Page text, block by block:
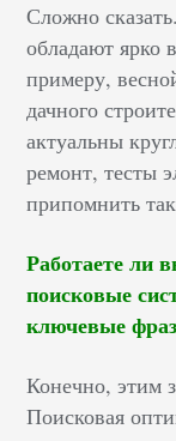
Сложно
обладают ярко
примеру,
дачного
актуальны
ремонт, тесты
припомнить
Работаете ли
поисковые
ключевые
Конечно, этим
Поисковая